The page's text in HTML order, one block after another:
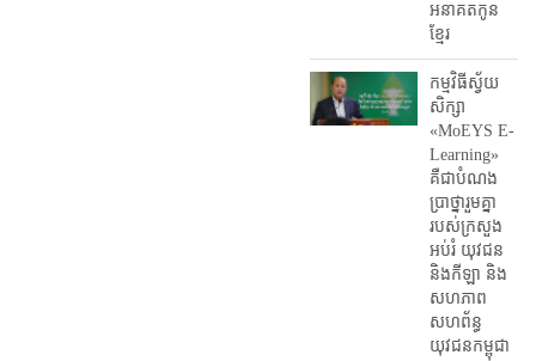
អនាគតកូន
ខ្មែរ
កម្មវិធីស្វ័យ
សិក្សា
«MoEYS E-
Learning»
គឺជាបំណង
ប្រាថ្នារួមគ្នា
របស់ក្រសួង
អប់រំ​ យុវជន
និងកីឡា និង
សហភាព
សហព័ន្ធ
យុវជនកម្ពុជា